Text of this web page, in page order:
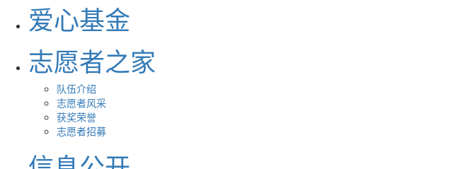
爱心基金
志愿者之家
队伍介绍
志愿者风采
获奖荣誉
志愿者招募